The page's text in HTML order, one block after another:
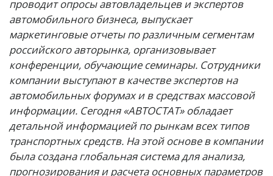
проводит опросы автовладельцев и экспертов
автомобильного бизнеса, выпускает
маркетинговые отчеты по различным сегментам
российского авторынка, организовывает
конференции, обучающие семинары. Сотрудники
компании выступают в качестве экспертов на
автомобильных форумах и в средствах массовой
информации. Сегодня «АВТОСТАТ» обладает
детальной информацией по рынкам всех типов
транспортных средств. На этой основе в компании
была создана глобальная система для анализа,
прогнозирования и расчета основных параметров